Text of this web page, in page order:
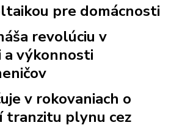
pre domácnosti
revolúciu v
a výkonnosti
v rokovaniach o
tranzitu plynu cez